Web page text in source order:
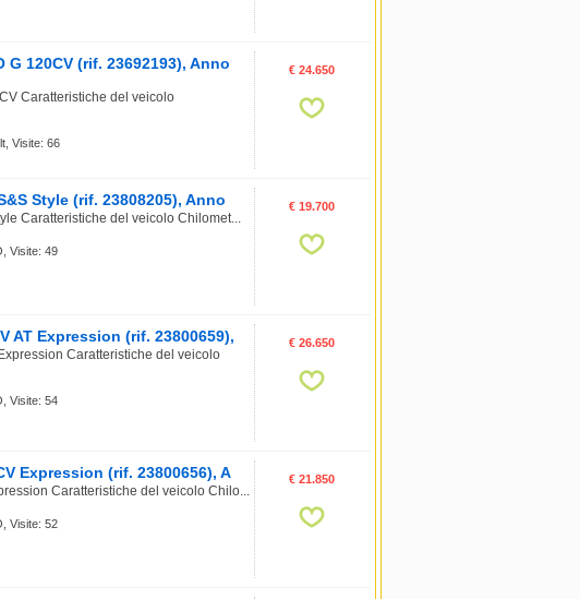
120CV (rif. 23692193), Anno
Caratteristiche del veicolo
Visite: 66
€ 24.650
Style (rif. 23808205), Anno
Caratteristiche del veicolo Chilomet...
Visite: 49
€ 19.700
AT Expression (rif. 23800659),
Caratteristiche del veicolo
Visite: 54
€ 26.650
Expression (rif. 23800656), A
Caratteristiche del veicolo Chilo...
Visite: 52
€ 21.850